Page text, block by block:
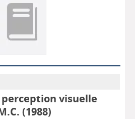
visuelle
(1988)